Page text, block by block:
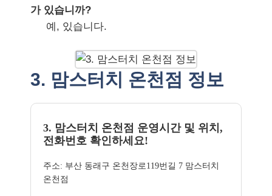
가 있습니까?
예, 있습니다.
3. 맘스터치 온천점 정보
3. 맘스터치 온천점 운영시간 및 위치,
전화번호 확인하세요!
주소: 부산 동래구 온천장로119번길 7 맘스터치
온천점